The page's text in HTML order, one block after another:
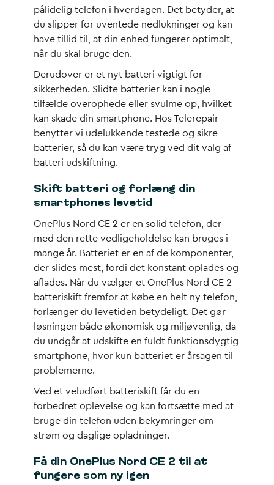
pålidelig telefon i hverdagen. Det betyder, at
du slipper for uventede nedlukninger og kan
have tillid til, at din enhed fungerer optimalt,
når du skal bruge den.
Derudover er et nyt batteri vigtigt for
sikkerheden. Slidte batterier kan i nogle
tilfælde overophede eller svulme op, hvilket
kan skade din smartphone. Hos Telerepair
benytter vi udelukkende testede og sikre
batterier, så du kan være tryg ved dit valg af
batteri udskiftning.
Skift batteri og forlæng din
smartphones levetid
OnePlus Nord CE 2 er en solid telefon, der
med den rette vedligeholdelse kan bruges i
mange år. Batteriet er en af de komponenter,
der slides mest, fordi det konstant oplades og
aflades. Når du vælger et OnePlus Nord CE 2
batteriskift fremfor at købe en helt ny telefon,
forlænger du levetiden betydeligt. Det gør
løsningen både økonomisk og miljøvenlig, da
du undgår at udskifte en fuldt funktionsdygtig
smartphone, hvor kun batteriet er årsagen til
problemerne.
Ved et veludført batteriskift får du en
forbedret oplevelse og kan fortsætte med at
bruge din telefon uden bekymringer om
strøm og daglige opladninger.
Få din OnePlus Nord CE 2 til at
fungere som ny igen